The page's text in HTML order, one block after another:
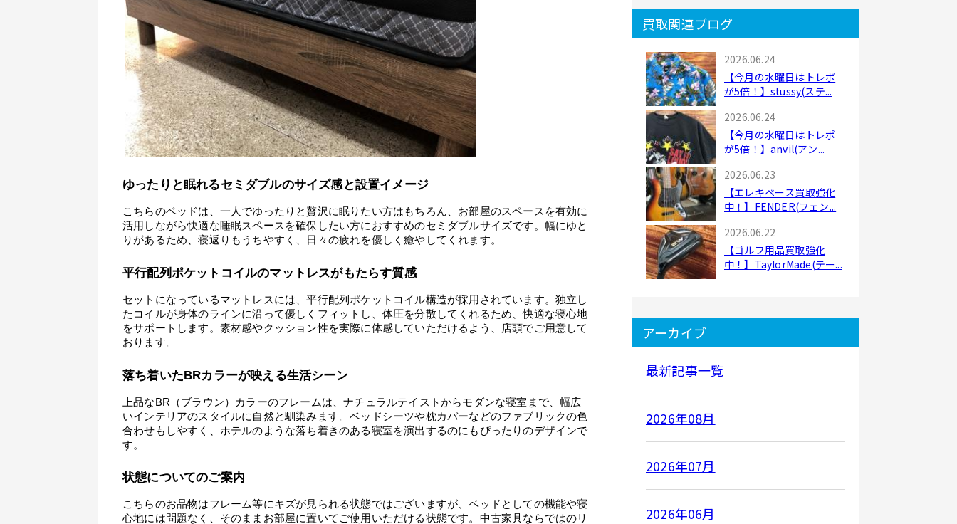
ゆったりと眠れるセミダブルのサイズ感と設置イメージ
こちらのベッドは、一人でゆったりと贅沢に眠りたい方はもちろん、お部屋のスペースを有効に
活用しながら快適な睡眠スペースを確保したい方におすすめのセミダブルサイズです。幅にゆと
りがあるため、寝返りもうちやすく、日々の疲れを優しく癒やしてくれます。
平行配列ポケットコイルのマットレスがもたらす質感
セットになっているマットレスには、平行配列ポケットコイル構造が採用されています。独立し
たコイルが身体のラインに沿って優しくフィットし、体圧を分散してくれるため、快適な寝心地
をサポートします。素材感やクッション性を実際に体感していただけるよう、店頭でご用意して
おります。
落ち着いたBRカラーが映える生活シーン
上品なBR（ブラウン）カラーのフレームは、ナチュラルテイストからモダンな寝室まで、幅広
いインテリアのスタイルに自然と馴染みます。ベッドシーツや枕カバーなどのファブリックの色
合わせもしやすく、ホテルのような落ち着きのある寝室を演出するのにもぴったりのデザインで
す。
状態についてのご案内
こちらのお品物はフレーム等にキズが見られる状態ではございますが、ベッドとしての機能や寝
心地には問題なく、そのままお部屋に置いてご使用いただける状態です。中古家具ならではのリ
買取関連ブログ
2026.06.24
【今月の水曜日はトレポ
が5倍！】stussy(ステ...
2026.06.24
【今月の水曜日はトレポ
が5倍！】anvil(アン...
2026.06.23
【エレキベース買取強化
中！】FENDER(フェン...
2026.06.22
【ゴルフ用品買取強化
中！】TaylorMade(テー...
アーカイブ
最新記事一覧
2026年08月
2026年07月
2026年06月